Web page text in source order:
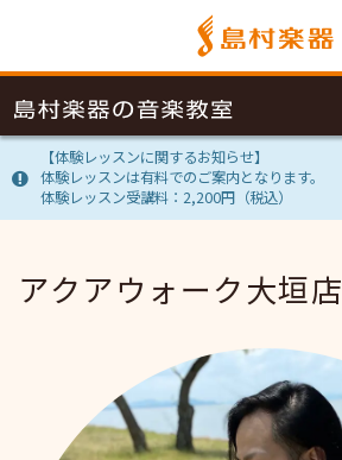
【体験レッスンに関するお知らせ】
体験レッスンは有料でのご案内となります。
体験レッスン受講料：2,200円（税込）
アクアウォーク大垣店